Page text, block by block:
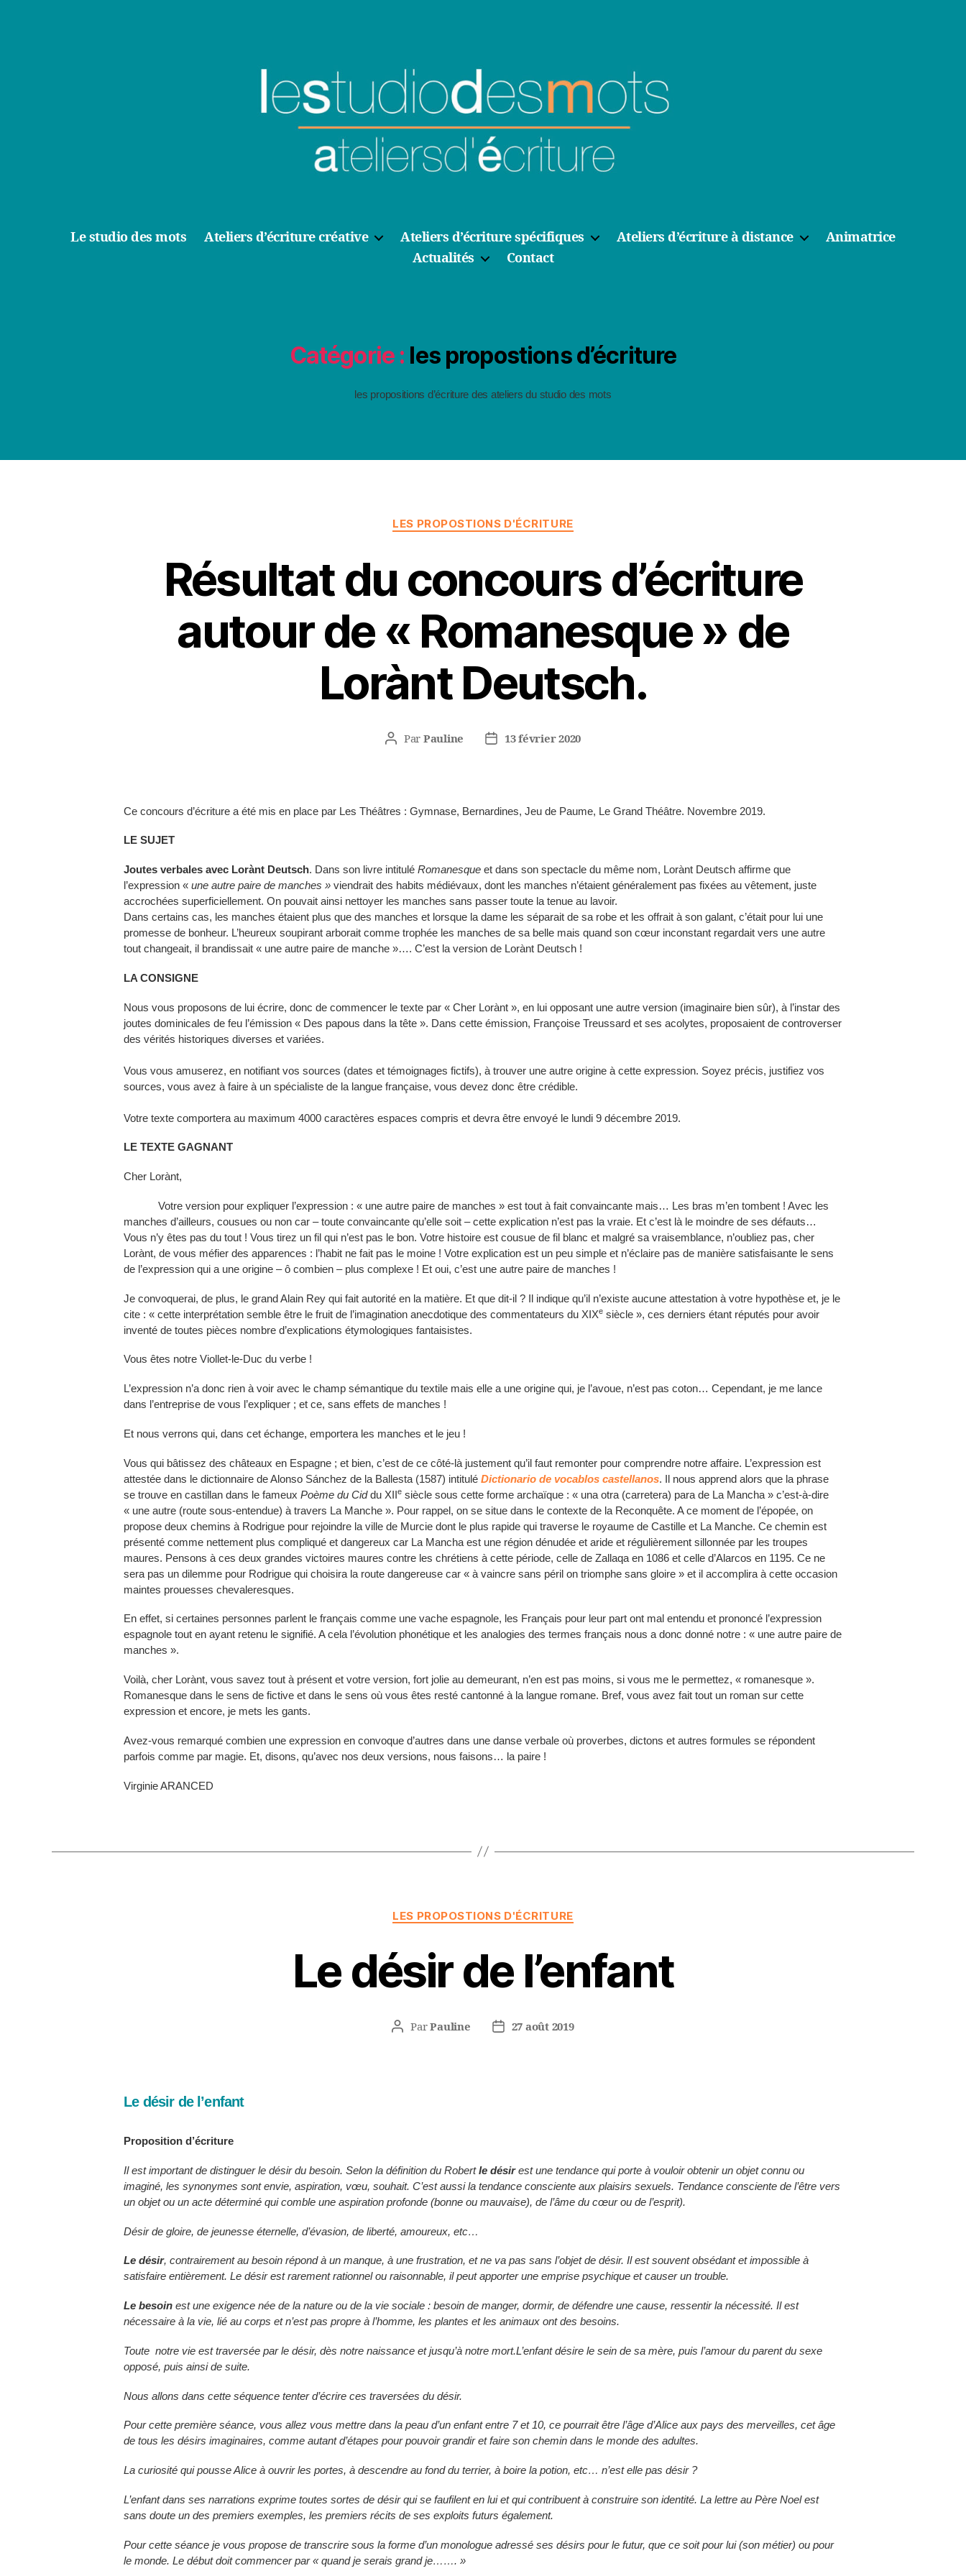
Le studio des mots Ateliers d’écriture créative Ateliers d’écriture spécifiques Ateliers d’écriture à distance
Animatrice
Actualités
Contact
Catégorie : les propostions d’écriture
les propositions d’écriture des ateliers du studio des mots
Catégories
LES PROPOSTIONS D'ÉCRITURE
Résultat du concours d’écriture
autour de « Romanesque » de
Lorànt Deutsch.
Auteur
Par Pauline
Date13 février 2020
Ce concours d’écriture a été mis en place par Les Théâtres : Gymnase, Bernardines, Jeu de Paume, Le Grand Théâtre. Novembre 2019.
LE SUJET
Joutes verbales avec Lorànt Deutsch. Dans son livre intitulé Romanesque et dans son spectacle du même nom, Lorànt Deutsch affirme que
l’expression « une autre paire de manches » viendrait des habits médiévaux, dont les manches n’étaient généralement pas fixées au vêtement, juste
accrochées superficiellement. On pouvait ainsi nettoyer les manches sans passer toute la tenue au lavoir.
Dans certains cas, les manches étaient plus que des manches et lorsque la dame les séparait de sa robe et les offrait à son galant, c’était pour lui une
promesse de bonheur. L’heureux soupirant arborait comme trophée les manches de sa belle mais quand son cœur inconstant regardait vers une autre
tout changeait, il brandissait « une autre paire de manche »…. C’est la version de Lorànt Deutsch !
LA CONSIGNE
Nous vous proposons de lui écrire, donc de commencer le texte par « Cher Lorànt », en lui opposant une autre version (imaginaire bien sûr), à l’instar des
joutes dominicales de feu l’émission « Des papous dans la tête ». Dans cette émission, Françoise Treussard et ses acolytes, proposaient de controverser
des vérités historiques diverses et variées.
Vous vous amuserez, en notifiant vos sources (dates et témoignages fictifs), à trouver une autre origine à cette expression. Soyez précis, justifiez vos
sources, vous avez à faire à un spécialiste de la langue française, vous devez donc être crédible.
Votre texte comportera au maximum 4000 caractères espaces compris et devra être envoyé le lundi 9 décembre 2019.
LE TEXTE GAGNANT
Cher Lorànt,
Votre version pour expliquer l’expression : « une autre paire de manches » est tout à fait convaincante mais… Les bras m’en tombent ! Avec les
manches d’ailleurs, cousues ou non car – toute convaincante qu’elle soit – cette explication n’est pas la vraie. Et c’est là le moindre de ses défauts…
Vous n’y êtes pas du tout ! Vous tirez un fil qui n’est pas le bon. Votre histoire est cousue de fil blanc et malgré sa vraisemblance, n’oubliez pas, cher
Lorànt, de vous méfier des apparences : l’habit ne fait pas le moine ! Votre explication est un peu simple et n’éclaire pas de manière satisfaisante le sens
de l’expression qui a une origine – ô combien – plus complexe ! Et oui, c’est une autre paire de manches !
Je convoquerai, de plus, le grand Alain Rey qui fait autorité en la matière. Et que dit-il ? Il indique qu’il n’existe aucune attestation à votre hypothèse et, je le
cite : « cette interprétation semble être le fruit de l’imagination anecdotique des commentateurs du XIXe siècle », ces derniers étant réputés pour avoir
inventé de toutes pièces nombre d’explications étymologiques fantaisistes.
Vous êtes notre Viollet-le-Duc du verbe !
L’expression n’a donc rien à voir avec le champ sémantique du textile mais elle a une origine qui, je l’avoue, n’est pas coton… Cependant, je me lance
dans l’entreprise de vous l’expliquer ; et ce, sans effets de manches !
Et nous verrons qui, dans cet échange, emportera les manches et le jeu !
Vous qui bâtissez des châteaux en Espagne ; et bien, c’est de ce côté-là justement qu’il faut remonter pour comprendre notre affaire. L’expression est
attestée dans le dictionnaire de Alonso Sánchez de la Ballesta (1587) intitulé Dictionario de vocablos castellanos. Il nous apprend alors que la phrase
se trouve en castillan dans le fameux Poème du Ciddu XIIe siècle sous cette forme archaïque : « una otra (carretera) para de La Mancha » c’est-à-dire
« une autre (route sous-entendue) à travers La Manche ». Pour rappel, on se situe dans le contexte de la Reconquête. A ce moment de l’épopée, on
propose deux chemins à Rodrigue pour rejoindre la ville de Murcie dont le plus rapide qui traverse le royaume de Castille et La Manche. Ce chemin est
présenté comme nettement plus compliqué et dangereux car La Mancha est une région dénudée et aride et régulièrement sillonnée par les troupes
maures. Pensons à ces deux grandes victoires maures contre les chrétiens à cette période, celle de Zallaqa en 1086 et celle d’Alarcos en 1195. Ce ne
sera pas un dilemme pour Rodrigue qui choisira la route dangereuse car « à vaincre sans péril on triomphe sans gloire » et il accomplira à cette occasion
maintes prouesses chevaleresques.
En effet, si certaines personnes parlent le français comme une vache espagnole, les Français pour leur part ont mal entendu et prononcé l’expression
espagnole tout en ayant retenu le signifié. A cela l’évolution phonétique et les analogies des termes français nous a donc donné notre : « une autre paire de
manches ».
Voilà, cher Lorànt, vous savez tout à présent et votre version, fort jolie au demeurant, n’en est pas moins, si vous me le permettez, « romanesque ».
Romanesque dans le sens de fictive et dans le sens où vous êtes resté cantonné à la langue romane. Bref, vous avez fait tout un roman sur cette
expression et encore, je mets les gants.
Avez-vous remarqué combien une expression en convoque d’autres dans une danse verbale où proverbes, dictons et autres formules se répondent
parfois comme par magie. Et, disons, qu’avec nos deux versions, nous faisons… la paire !
Virginie ARANCED
Catégories
LES PROPOSTIONS D'ÉCRITURE
Le désir de l’enfant
Auteur
ParPauline
Date27 août 2019
Le désir de l’enfant
Proposition d’écriture
Il est important de distinguer le désir du besoin. Selon la définition du Robertle désirest une tendance qui porte à vouloir obtenir un objet connu ou
imaginé, les synonymes sont envie, aspiration, vœu, souhait. C’est aussi la tendance consciente aux plaisirs sexuels. Tendance consciente de l’être vers
un objet ou un acte déterminé qui comble une aspiration profonde (bonne ou mauvaise), de l’âme du cœur ou de l’esprit).
Désir de gloire, de jeunesse éternelle, d’évasion, de liberté, amoureux, etc…
Le désir, contrairement au besoin répond à un manque, à une frustration, et ne va pas sans l’objet de désir. Il est souvent obsédant et impossible à
satisfaire entièrement. Le désir est rarement rationnel ou raisonnable, il peut apporter une emprise psychique et causer un trouble.
Le besoin est une exigence née de la nature ou de la vie sociale : besoin de manger, dormir, de défendre une cause, ressentir la nécessité. Il est
nécessaire à la vie, lié au corps et n’est pas propre à l’homme, les plantes et les animaux ont des besoins.
Toute notre vie est traversée par le désir, dès notre naissance et jusqu’à notre mort.L’enfant désire le sein de sa mère, puis l’amour du parent du sexe
opposé, puis ainsi de suite.
Nous allons dans cette séquence tenter d’écrire ces traversées du désir.
Pour cette première séance, vous allez vous mettre dans la peau d’un enfant entre 7 et 10, ce pourrait être l’âge d’Alice aux pays des merveilles, cet âge
de tous les désirs imaginaires, comme autant d’étapes pour pouvoir grandir et faire son chemin dans le monde des adultes.
La curiosité qui pousse Alice à ouvrir les portes, à descendre au fond du terrier, à boire la potion, etc… n’est elle pas désir ?
L’enfant dans ses narrations exprime toutes sortes de désir qui se faufilent en lui et qui contribuent à construire son identité. La lettre au Père Noel est
sans doute un des premiers exemples, les premiers récits de ses exploits futurs également.
Pour cette séance je vous propose de transcrire sous la forme d’un monologue adressé ses désirs pour le futur, que ce soit pour lui (son métier) ou pour
le monde. Le début doit commencer par « quand je serais grand je……. »